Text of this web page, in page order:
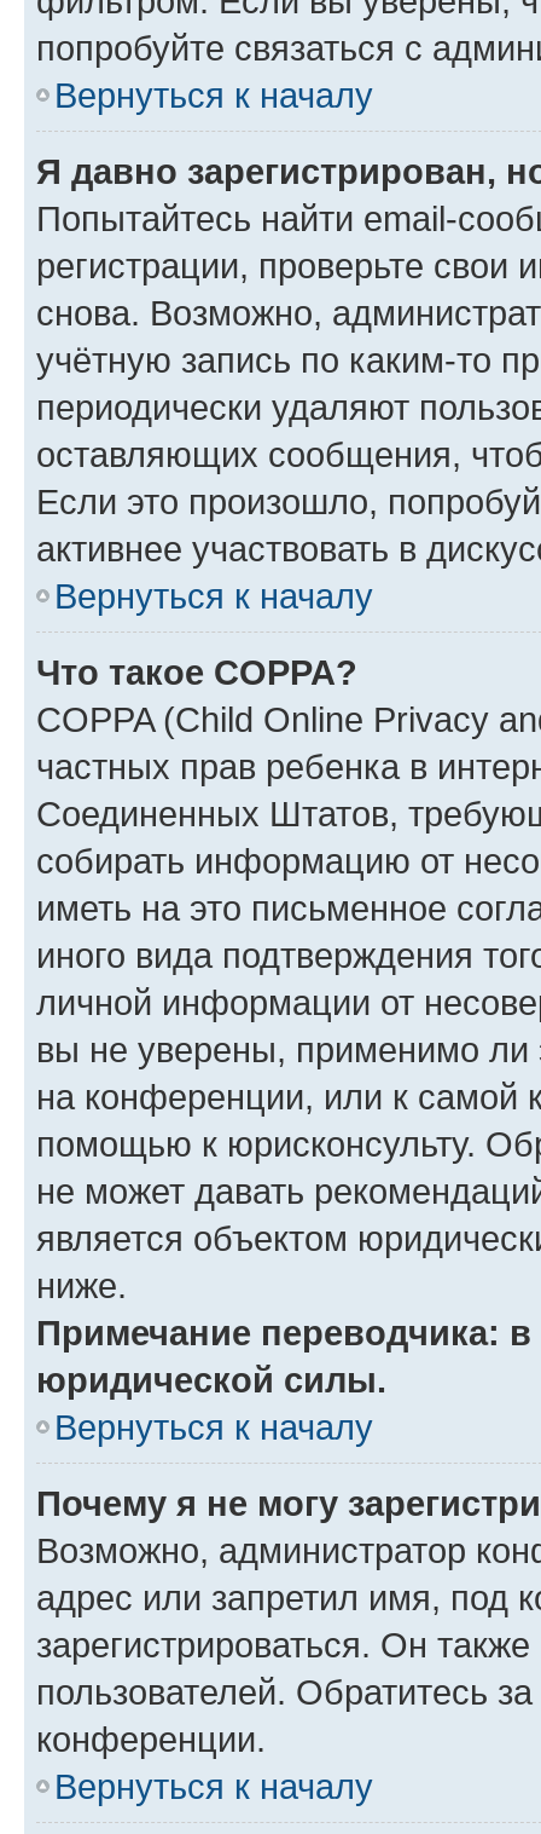
попробуйте связаться с
Вернуться к началу
Я давно зарегистрирован,
Попытайтесь найти email-
регистрации, проверьте свои
снова. Возможно,
учётную запись по каким-то
периодически удаляют
оставляющих сообщения,
Если это произошло,
активнее участвовать в
Вернуться к началу
Что такое COPPA?
COPPA (Child Online Privacy
частных прав ребенка в
Соединенных Штатов,
собирать информацию от
иметь на это письменное
иного вида подтверждения
личной информации от
вы не уверены, применимо ли
на конференции, или к самой
помощью к юрисконсульту.
не может давать
является объектом
ниже.
Примечание переводчика:
юридической силы.
Вернуться к началу
Почему я не могу
Возможно, администратор
адрес или запретил имя, под
зарегистрироваться. Он
пользователей. Обратитесь
конференции.
Вернуться к началу